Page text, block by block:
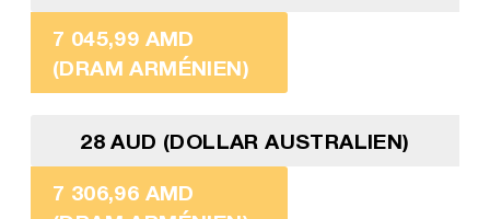
7 045,99 AMD
(DRAM ARMÉNIEN)
28 AUD (DOLLAR AUSTRALIEN)
7 306,96 AMD